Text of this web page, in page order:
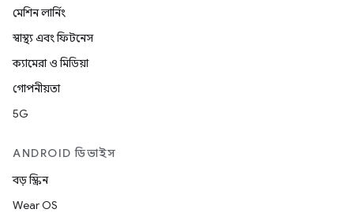
মেশিন লার্নিং
স্বাস্থ্য এবং ফিটনেস
ক্যামেরা ও মিডিয়া
গোপনীয়তা
5G
ANDROID ডিভাইস
বড় স্ক্রিন
Wear OS